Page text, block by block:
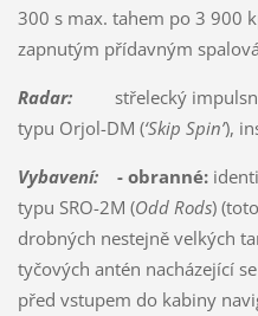
300 s max. tahem po 3 900
zapnutým přídavným
Radar:střelecký impulsní
typu Orjol-DM (‘Skip Spin’),
Vybavení: - obranné:
typu SRO-2M (Odd Rods)
drobných nestejně velkých
tyčových antén nacházející
před vstupem do kabiny